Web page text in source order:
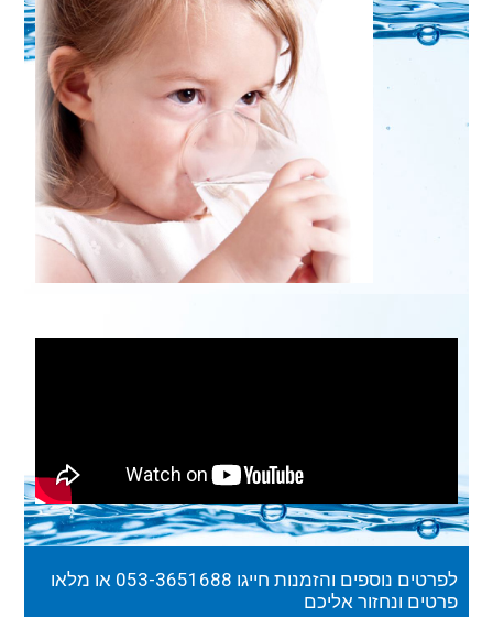
לפרטים נוספים והזמנות חייגו 053-3651688 או מלאו
פרטים ונחזור אליכם